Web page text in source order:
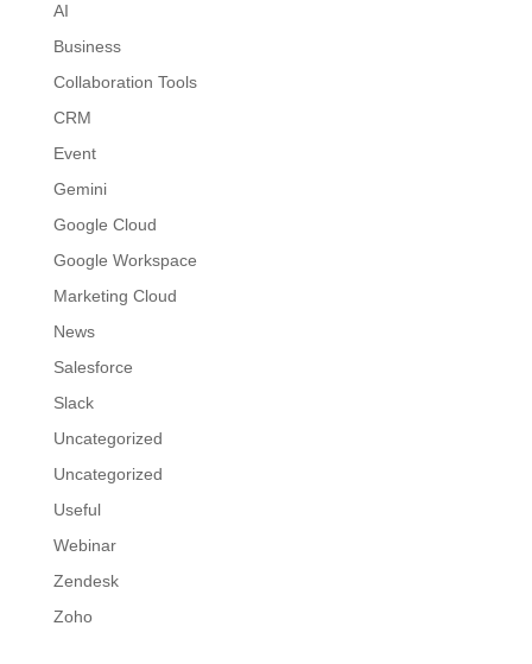
AI
Business
Collaboration Tools
CRM
Event
Gemini
Google Cloud
Google Workspace
Marketing Cloud
News
Salesforce
Slack
Uncategorized
Uncategorized
Useful
Webinar
Zendesk
Zoho